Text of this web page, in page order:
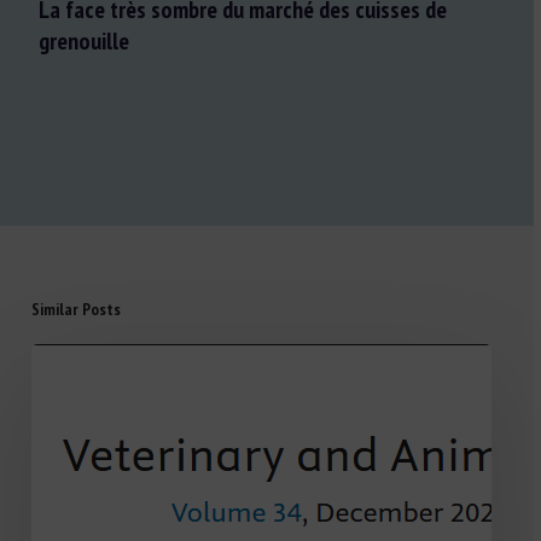
La face très sombre du marché des cuisses de
grenouille
Similar Posts